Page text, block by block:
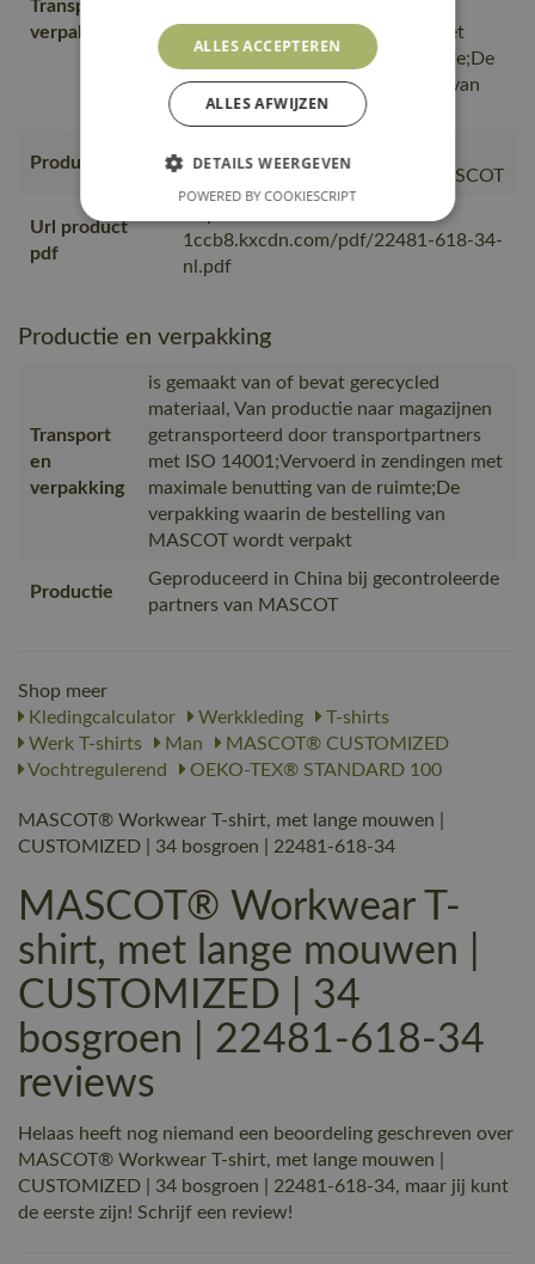
Transport en
verpakking
14001;Vervoerd in zendingen met
maximale benutting van de ruimte;De
verpakking waarin de bestelling van
MASCOT wordt verpakt
Productie
gecontroleerde partners van MASCOT
Url product
pdf
1ccb8.kxcdn.com/pdf/22481-618-34-
nl.pdf
Productie en verpakking
Transport
en
verpakking
is gemaakt van of bevat gerecycled
materiaal, Van productie naar magazijnen
getransporteerd door transportpartners
met ISO 14001;Vervoerd in zendingen met
maximale benutting van de ruimte;De
verpakking waarin de bestelling van
MASCOT wordt verpakt
Productie
Geproduceerd in China bij gecontroleerde
partners van MASCOT
Shop meer
Kledingcalculator
Werkkleding
T-shirts
Werk T-shirts
Man
MASCOT® CUSTOMIZED
Vochtregulerend
OEKO-TEX® STANDARD 100
MASCOT® Workwear T-shirt, met lange mouwen |
CUSTOMIZED | 34 bosgroen | 22481-618-34
MASCOT® Workwear T-
shirt, met lange mouwen |
CUSTOMIZED | 34
bosgroen | 22481-618-34
reviews
Helaas heeft nog niemand een beoordeling geschreven over
MASCOT® Workwear T-shirt, met lange mouwen |
CUSTOMIZED | 34 bosgroen | 22481-618-34, maar jij kunt
de eerste zijn! Schrijf een review!
ALLES ACCEPTEREN
ALLES AFWIJZEN
DETAILS WEERGEVEN
POWERED BY COOKIESCRIPT